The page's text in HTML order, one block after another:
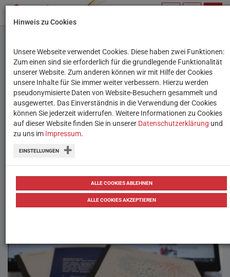
Wie YouTube in
Österreich genutzt wird
Inklusive kostenlosem
Unterrichtsmaterial: Der zweite
Digitalreport wurde veröffentlicht. Das
Thema: YouTube in Österreich.
Hinweis zu Cookies
Unsere Webseite verwendet Cookies. Diese haben zwei Funktionen:
Zum einen sind sie erforderlich für die grundlegende Funktionalität
unserer Website. Zum anderen können wir mit Hilfe der Cookies
unsere Inhalte für Sie immer weiter verbessern. Hierzu werden
pseudonymisierte Daten von Website-Besuchern gesammelt und
ausgewertet. Das Einverständnis in die Verwendung der Cookies
können Sie jederzeit widerrufen. Weitere Informationen zu Cookies
auf dieser Website finden Sie in unserer Datenschutzerklärung und
zu uns im Impressum.
EINSTELLUNGEN
ALLE COOKIES ABLEHNEN
ALLE COOKIES AKZEPTIEREN